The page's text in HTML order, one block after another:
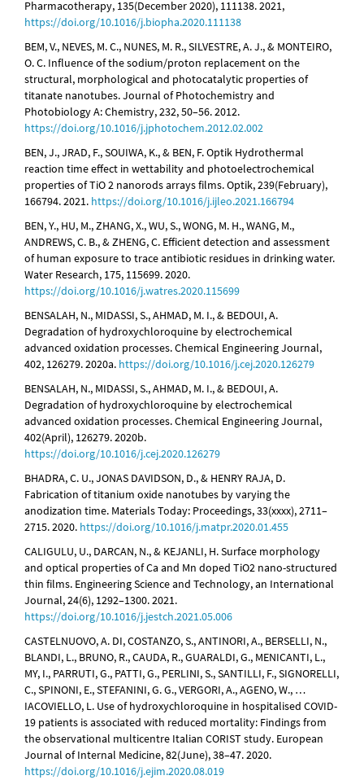
Pharmacotherapy, 135(December 2020), 111138. 2021,
https://doi.org/10.1016/j.biopha.2020.111138
BEM, V., NEVES, M. C., NUNES, M. R., SILVESTRE, A. J., & MONTEIRO,
O. C. Influence of the sodium/proton replacement on the
structural, morphological and photocatalytic properties of
titanate nanotubes. Journal of Photochemistry and
Photobiology A: Chemistry, 232, 50–56. 2012.
https://doi.org/10.1016/j.jphotochem.2012.02.002
BEN, J., JRAD, F., SOUIWA, K., & BEN, F. Optik Hydrothermal
reaction time effect in wettability and photoelectrochemical
properties of TiO 2 nanorods arrays films. Optik, 239(February),
166794. 2021. https://doi.org/10.1016/j.ijleo.2021.166794
BEN, Y., HU, M., ZHANG, X., WU, S., WONG, M. H., WANG, M.,
ANDREWS, C. B., & ZHENG, C. Efficient detection and assessment
of human exposure to trace antibiotic residues in drinking water.
Water Research, 175, 115699. 2020.
https://doi.org/10.1016/j.watres.2020.115699
BENSALAH, N., MIDASSI, S., AHMAD, M. I., & BEDOUI, A.
Degradation of hydroxychloroquine by electrochemical
advanced oxidation processes. Chemical Engineering Journal,
402, 126279. 2020a. https://doi.org/10.1016/j.cej.2020.126279
BENSALAH, N., MIDASSI, S., AHMAD, M. I., & BEDOUI, A.
Degradation of hydroxychloroquine by electrochemical
advanced oxidation processes. Chemical Engineering Journal,
402(April), 126279. 2020b.
https://doi.org/10.1016/j.cej.2020.126279
BHADRA, C. U., JONAS DAVIDSON, D., & HENRY RAJA, D.
Fabrication of titanium oxide nanotubes by varying the
anodization time. Materials Today: Proceedings, 33(xxxx), 2711–
2715. 2020. https://doi.org/10.1016/j.matpr.2020.01.455
CALIGULU, U., DARCAN, N., & KEJANLI, H. Surface morphology
and optical properties of Ca and Mn doped TiO2 nano-structured
thin films. Engineering Science and Technology, an International
Journal, 24(6), 1292–1300. 2021.
https://doi.org/10.1016/j.jestch.2021.05.006
CASTELNUOVO, A. DI, COSTANZO, S., ANTINORI, A., BERSELLI, N.,
BLANDI, L., BRUNO, R., CAUDA, R., GUARALDI, G., MENICANTI, L.,
MY, I., PARRUTI, G., PATTI, G., PERLINI, S., SANTILLI, F., SIGNORELLI,
C., SPINONI, E., STEFANINI, G. G., VERGORI, A., AGENO, W., …
IACOVIELLO, L. Use of hydroxychloroquine in hospitalised COVID-
19 patients is associated with reduced mortality: Findings from
the observational multicentre Italian CORIST study. European
Journal of Internal Medicine, 82(June), 38–47. 2020.
https://doi.org/10.1016/j.ejim.2020.08.019